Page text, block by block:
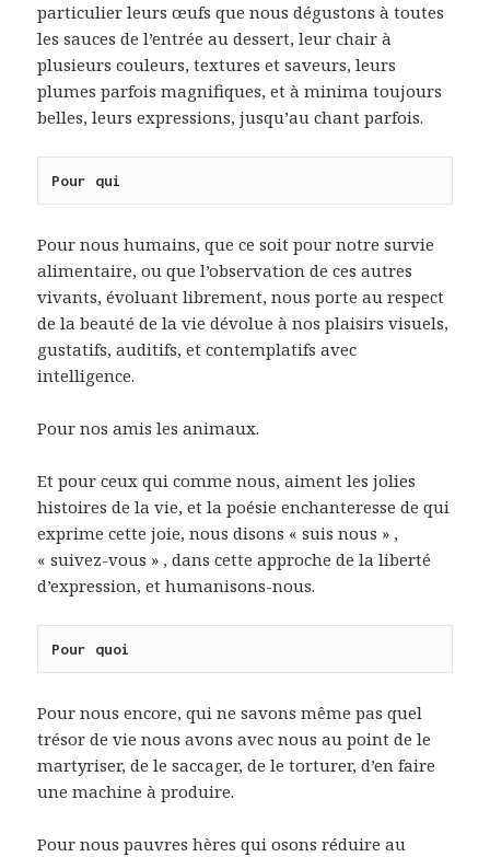
particulier leurs œufs que nous dégustons à toutes
les sauces de l’entrée au dessert, leur chair à
plusieurs couleurs, textures et saveurs, leurs
plumes parfois magnifiques, et à minima toujours
belles, leurs expressions, jusqu’au chant parfois.
Pour qui
Pour nous humains, que ce soit pour notre survie
alimentaire, ou que l’observation de ces autres
vivants, évoluant librement, nous porte au respect
de la beauté de la vie dévolue à nos plaisirs visuels,
gustatifs, auditifs, et contemplatifs avec
intelligence.
Pour nos amis les animaux.
Et pour ceux qui comme nous, aiment les jolies
histoires de la vie, et la poésie enchanteresse de qui
exprime cette joie, nous disons « suis nous » ,
« suivez-vous » , dans cette approche de la liberté
d’expression, et humanisons-nous.
Pour quoi
Pour nous encore, qui ne savons même pas quel
trésor de vie nous avons avec nous au point de le
martyriser, de le saccager, de le torturer, d’en faire
une machine à produire.
Pour nous pauvres hères qui osons réduire au